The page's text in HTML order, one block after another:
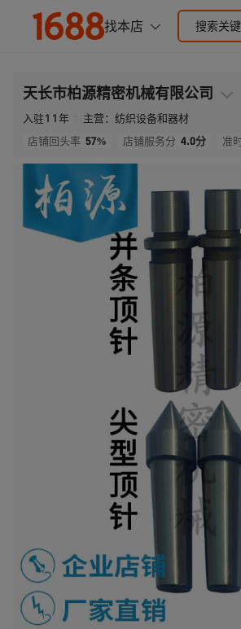
天长市柏源精密机械有限公司
入驻11年 主营： 纺织设备和器材
店铺回头率 57% 店铺服务分 4.0分 准